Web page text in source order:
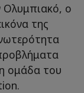
Ολυμπιακό, ο
της
ομάδα του